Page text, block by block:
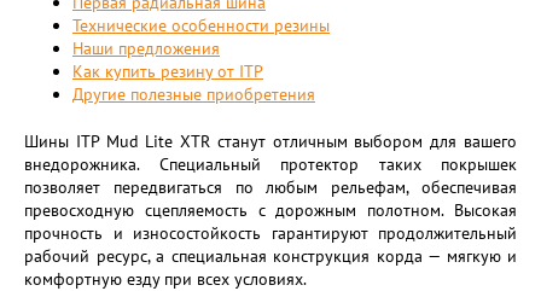
Технические особенности резины
Наши предложения
Как купить резину от ITP
Другие полезные приобретения
Шины ITP Mud Lite XTR станут отличным выбором для вашего
внедорожника. Специальный протектор таких покрышек
позволяет передвигаться по любым рельефам, обеспечивая
превосходную сцепляемость с дорожным полотном. Высокая
прочность и износостойкость гарантируют продолжительный
рабочий ресурс, а специальная конструкция корда — мягкую и
комфортную езду при всех условиях.